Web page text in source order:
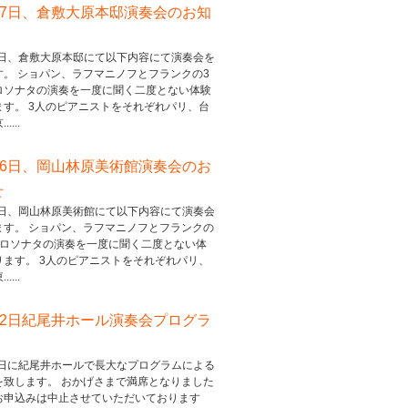
日、倉敷大原本邸演奏会のお知
、倉敷大原本邸にて以下内容にて演奏会を
。 ショパン、ラフマニノフとフランクの3
ソナタの演奏を一度に聞く二度とない体験
す。 3人のピアニストをそれぞれパリ、台
......
日、岡山林原美術館演奏会のお
、岡山林原美術館にて以下内容にて演奏会
す。 ショパン、ラフマニノフとフランクの
ソナタの演奏を一度に聞く二度とない体
す。 3人のピアニストをそれぞれパリ、
......
日紀尾井ホール演奏会プログラ
に紀尾井ホールで長大なプログラムによる
致します。 おかげさまで満席となりました
申込みは中止させていただいております